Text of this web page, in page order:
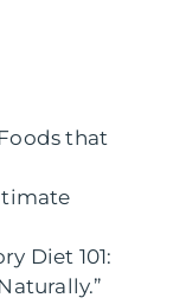
that
Diet 101: